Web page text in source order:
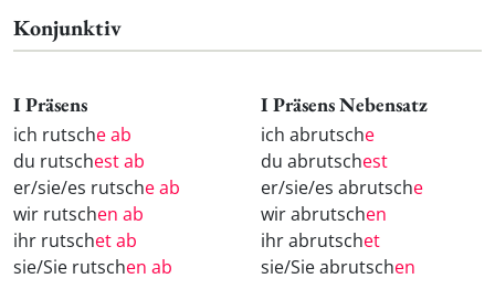
Konjunktiv
I Präsens
ich rutsche ab
du rutschest ab
er/sie/es rutsche ab
wir rutschen ab
ihr rutschet ab
sie/Sie rutschen ab
I Präsens Nebensatz
ich abrutsche
du abrutschest
er/sie/es abrutsche
wir abrutschen
ihr abrutschet
sie/Sie abrutschen